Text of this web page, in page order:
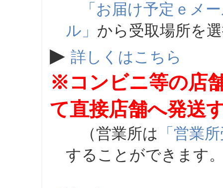
「お届け予定ｅメ
ル」 から受取場所を
▶ 詳しくはこちら
※コンビニ等の店
て直接店舗へ発送
（営業所は 「営業
することができます